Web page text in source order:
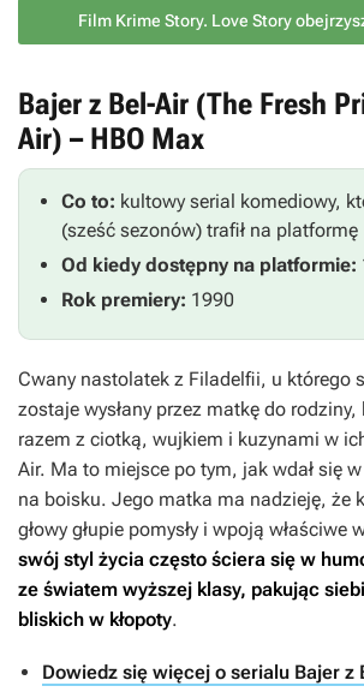
Film Krime Story. Love Story
Bajer z Bel-Air (The Fresh
Air) – HBO Max
Co to: kultowy serial komediowy,
(sześć sezonów) trafił na platformę
Od kiedy dostępny na platformie:
Rok premiery: 1990
Cwany nastolatek z Filadelfii, u którego
zostaje wysłany przez matkę do rodziny,
razem z ciotką, wujkiem i kuzynami w
Air. Ma to miejsce po tym, jak wdał się
na boisku. Jego matka ma nadzieję, że
głowy głupie pomysły i wpoją właściwe
swój styl życia często ściera się w
ze światem wyższej klasy, pakując
bliskich w kłopoty.
Dowiedz się więcej o serialu Bajer z